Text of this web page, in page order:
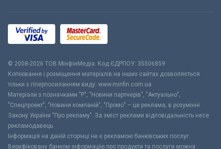
© 2008-2026 ТОВ МiнфiнМедiа. Код ЄДРПОУ: 35506859
Копіювання і розміщення матеріалів на інших сайтах дозволяється
тільки з гіперпосиланням виду: www.minfin.com.ua
Матеріали з позначками "Р", "Новини партнерів", "Актуально",
"Спецпроект", "Новини компаній", "Промо" – це реклама, в розумінні
Закону України "Про рекламу". За зміст реклами відповідальність несе
рекламодавець.
Інформація на даній сторінці не є рекламою банківських послуг.
Верифіковану банком інформацію про продукти та послуги можна